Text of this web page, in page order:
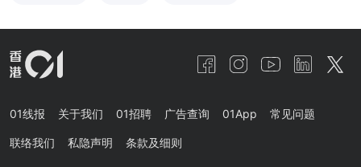
01线报 关于我们 01招聘 广告查询 01App 常见问题
联络我们 私隐声明 条款及细则